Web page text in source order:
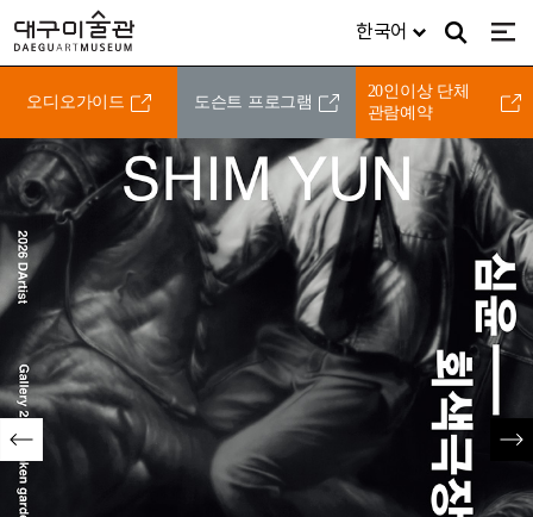
대구미술관
DAEGUARTMUSEUM
디지털미술관 소식ㆍ참여 미술관소개/
검색
한국어 전체
오디오가이드 도슨트 프로그램
20인이상 단체
관람예약